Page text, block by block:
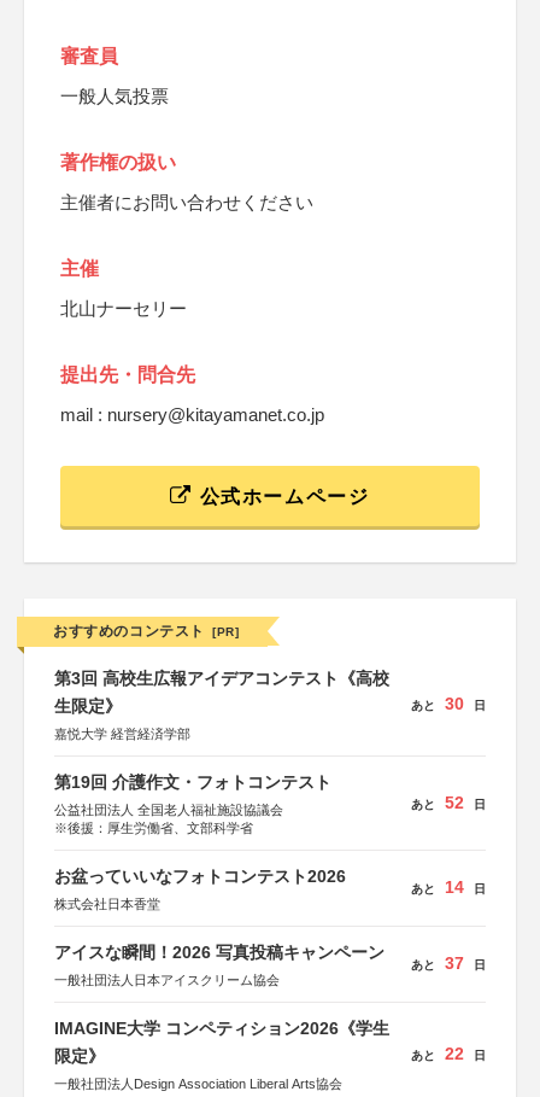
審査員
一般人気投票
著作権の扱い
主催者にお問い合わせください
主催
北山ナーセリー
提出先・問合先
mail : nursery@kitayamanet.co.jp
公式ホームページ
おすすめのコンテスト [PR]
第3回 高校生広報アイデアコンテスト《高校
生限定》
嘉悦大学 経営経済学部
あと 30 日
第19回 介護作文・フォトコンテスト
公益社団法人 全国老人福祉施設協議会
※後援：厚生労働省、文部科学省
あと 52 日
お盆っていいなフォトコンテスト2026
株式会社日本香堂
あと 14 日
アイスな瞬間！2026 写真投稿キャンペーン
一般社団法人日本アイスクリーム協会
あと 37 日
IMAGINE大学 コンペティション2026《学生
限定》
一般社団法人Design Association Liberal Arts協会
あと 22 日